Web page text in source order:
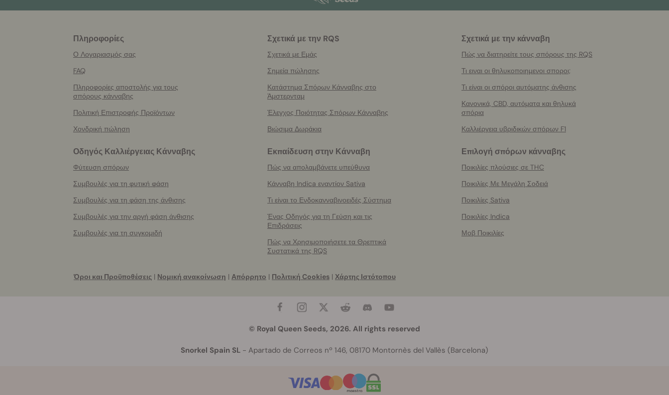
Πληροφορίες
Ο Λογαριασμός σας
FAQ
Πληροφορίες αποστολής για τους
σπόρους κάνναβης
Πολιτική Επιστροφής Προϊόντων
Χονδρική πώληση
Σχετικά με την RQS
Σχετικά με Εμάς
Σημεία πώλησης
Κατάστημα Σπόρων Κάνναβης στο
Άμστερνταμ
Έλεγχος Ποιότητας Σπόρων Κάνναβης
Βιώσιμα Δωράκια
Σχετικά με την κάνναβη
Πώς να διατηρείτε τους σπόρους της RQS
Τι ειναι οι θηλυκοποιημενοι σποροι;
Τι είναι οι σπόροι αυτόματης άνθισης
Κανονικά, CBD, αυτόματα και θηλυκά
σπόρια
Καλλιέργεια υβριδικών σπόρων F1
Οδηγός Καλλιέργειας Κάνναβης
Φύτευση σπόρων
Συμβουλές για τη φυτική φάση
Συμβουλές για τη φάση της άνθισης
Συμβουλές για την αργή φάση άνθισης
Συμβουλές για τη συγκομιδή
Εκπαίδευση στην Κάνναβη
Πώς να απολαμβάνετε υπεύθυνα
Κάνναβη Indica εναντίον Sativa
Τι είναι το Ενδοκανναβινοειδές Σύστημα
Ένας Οδηγός για τη Γεύση και τις
Επιδράσεις
Πώς να Χρησιμοποιήσετε τα Θρεπτικά
Συστατικά της RQS
Επιλογή σπόρων κάνναβης
Ποικιλίες πλούσιες σε THC
Ποικιλίες Με Μεγάλη Σοδειά
Ποικιλίες Sativa
Ποικιλίες Indica
Μοβ Ποικιλίες
Όροι και Προϋποθέσεις | Νομική ανακοίνωση | Απόρρητο | Πολιτική Cookies | Χάρτης Ιστότοπου
© Royal Queen Seeds, 2026. All rights reserved
Snorkel Spain SL - Apartado de Correos nº 146, 08170 Montornès del Vallès (Barcelona)